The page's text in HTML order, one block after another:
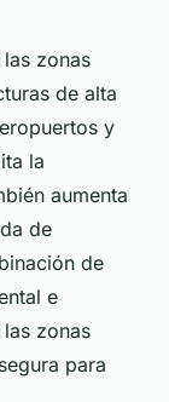
zonas
de alta
y
la
aumenta
de
de
e
zonas
para